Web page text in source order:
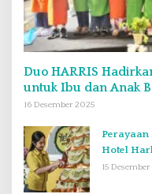
Duo HARRIS
untuk Ibu dan Anak
Kimbab
16 Desember 2025
Perayaan
Hotel
15